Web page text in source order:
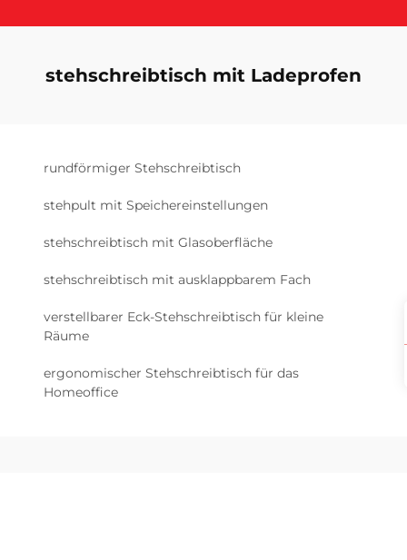
stehschreibtisch mit Ladeprofen
rundförmiger Stehschreibtisch
stehpult mit Speichereinstellungen
stehschreibtisch mit Glasoberfläche
stehschreibtisch mit ausklappbarem Fach
verstellbarer Eck-Stehschreibtisch für kleine
Räume
ergonomischer Stehschreibtisch für das
Homeoffice